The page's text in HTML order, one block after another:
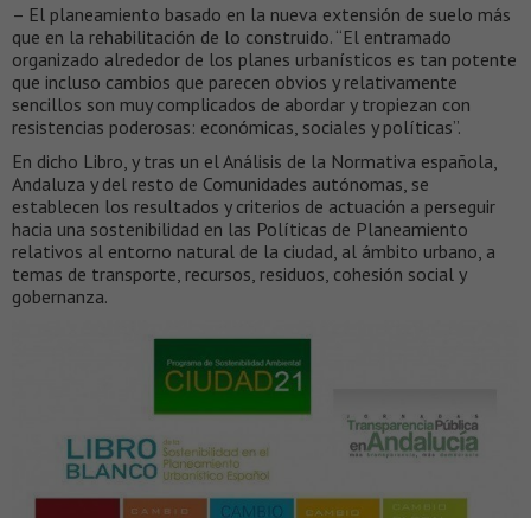
– El planeamiento basado en la nueva extensión de suelo más
que en la rehabilitación de lo construido. “El entramado
organizado alrededor de los planes urbanísticos es tan potente
que incluso cambios que parecen obvios y relativamente
sencillos son muy complicados de abordar y tropiezan con
resistencias poderosas: económicas, sociales y políticas”.
En dicho Libro, y tras un el Análisis de la Normativa española,
Andaluza y del resto de Comunidades autónomas, se
establecen los resultados y criterios de actuación a perseguir
hacia una sostenibilidad en las Políticas de Planeamiento
relativos al entorno natural de la ciudad, al ámbito urbano, a
temas de transporte, recursos, residuos, cohesión social y
gobernanza.